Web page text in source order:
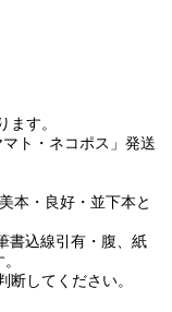
す。
ト・ネコポス」発送
本・良好・並下本と
書込線引有・腹、紙
断してください。